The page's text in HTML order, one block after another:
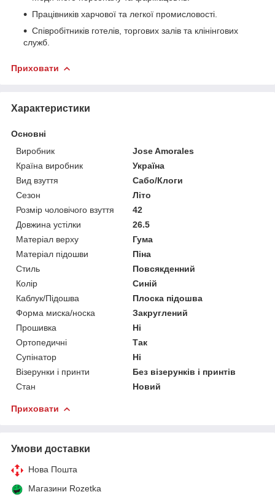
Працівників харчової та легкої промисловості.
Співробітників готелів, торгових залів та клінінгових
служб.
Приховати
Характеристики
Основні
Виробник
Jose Amorales
Країна виробник
Україна
Вид взуття
Сабо/Клоги
Сезон
Літо
Розмір чоловічого взуття
42
Довжина устілки
26.5
Матеріал верху
Гума
Матеріал підошви
Піна
Стиль
Повсякденний
Колір
Синій
Каблук/Підошва
Плоска підошва
Форма миска/носка
Закруглений
Прошивка
Ні
Ортопедичні
Так
Супінатор
Ні
Візерунки і принти
Без візерунків і принтів
Стан
Новий
Приховати
Умови доставки
Нова Пошта
Магазини Rozetka